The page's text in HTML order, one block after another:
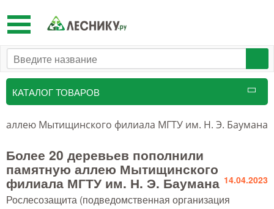
Toggle
navigation
КАТАЛОГ ТОВАРОВ
Таксационный инструмент
Маркировочные средства
Бензоинструмент и
принадлежности
аллею Мытищинского филиала МГТУ им. Н. Э. Баумана
Более 20 деревьев пополнили
памятную аллею Мытищинского
филиала МГТУ им. Н. Э. Баумана 14.04.2023
Рослесозащита (подведомственная организация